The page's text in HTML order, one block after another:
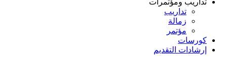
تداريب ومؤتمرات
تداريب
زمالة
مؤتمر
كورسات
إرشادات التقديم